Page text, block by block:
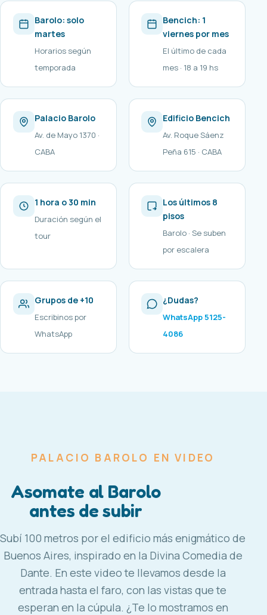
Barolo: solo
martes
Horarios según
temporada
Bencich: 1
viernes por mes
El último de cada
mes · 18 a 19 hs
Palacio Barolo
Av. de Mayo 1370 ·
CABA
Edificio Bencich
Av. Roque Sáenz
Peña 615 · CABA
1 hora o 30 min
Duración según el
tour
Los últimos 8
pisos
Barolo · Se suben
por escalera
Grupos de +10
Escribinos por
WhatsApp
¿Dudas?
WhatsApp 5125-
4086
PALACIO BAROLO EN VIDEO
Asomate al Barolo
antes de subir
Subí 100 metros por el edificio más enigmático de
Buenos Aires, inspirado en la Divina Comedia de
Dante. En este video te llevamos desde la
entrada hasta el faro, con las vistas que te
esperan en la cúpula. ¿Te lo mostramos en